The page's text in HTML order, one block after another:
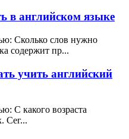
в английском языке
Сколько слов нужно
содержит пр...
учить английский
С какого возраста
Сег...